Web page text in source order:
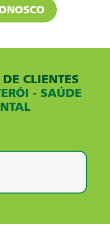
CLIENTES
- SAÚDE